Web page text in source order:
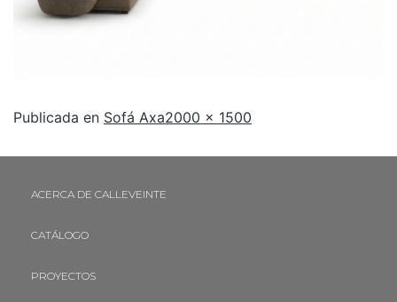
Publicada en Sofá Axa2000 × 1500
ACERCA DE CALLEVEINTE
CATÁLOGO
PROYECTOS